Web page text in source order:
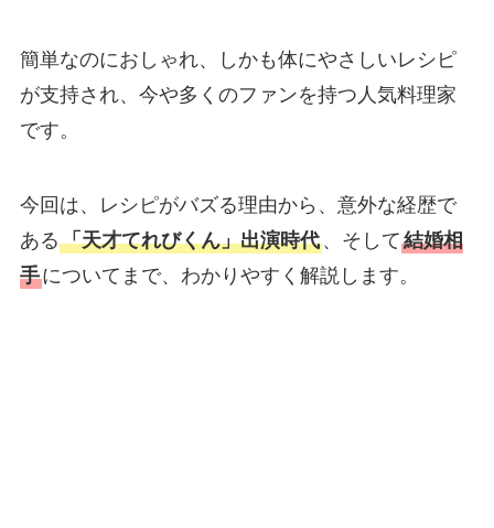
簡単なのにおしゃれ、しかも体にやさしいレシピ
が支持され、今や多くのファンを持つ人気料理家
です。
今回は、レシピがバズる理由から、意外な経歴で
ある「天才てれびくん」出演時代、そして結婚相
手についてまで、わかりやすく解説します。